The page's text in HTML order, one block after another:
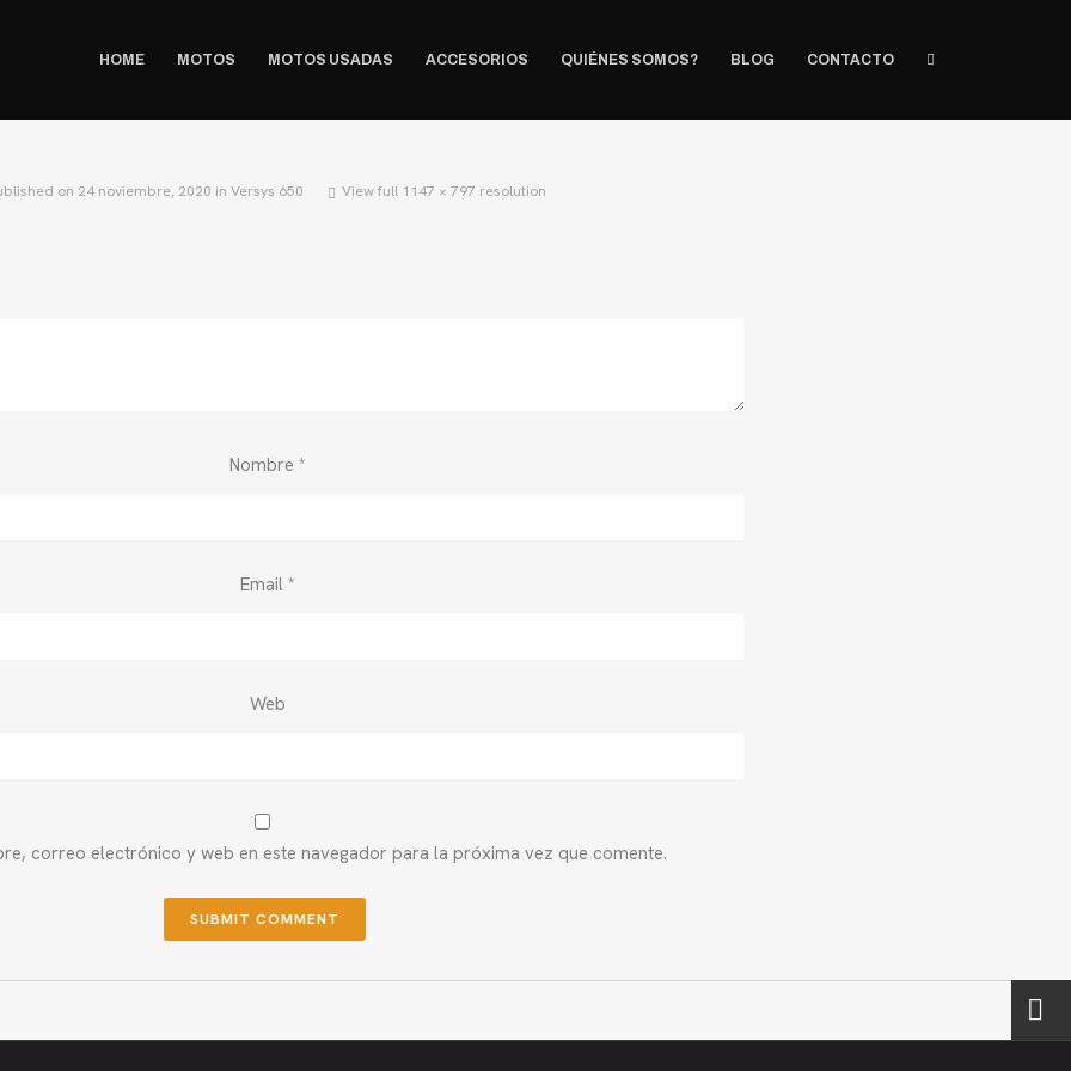
HOME MOTOS MOTOS USADAS ACCESORIOS QUIÉNES SOMOS? BLOG CONTACTO
on 24 noviembre, 2020 inVersys 650 View full 1147 × 797 resolution
Nombre *
Email *
Web
correo electrónico y web en este navegador para la próxima vez que comente.
Next
→